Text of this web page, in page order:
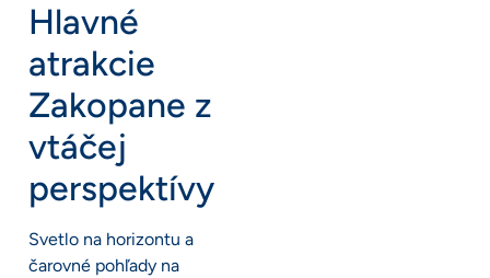
Hlavné
atrakcie
Zakopane z
vtáčej
perspektívy
Svetlo na horizontu a
čarovné pohľady na